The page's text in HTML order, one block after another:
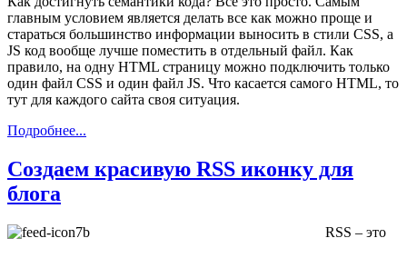
главным условием является делать все как можно проще и
стараться большинство информации выносить в стили CSS, а
JS код вообще лучше поместить в отдельный файл. Как
правило, на одну HTML страницу можно подключить только
один файл CSS и один файл JS. Что касается самого HTML, то
тут для каждого сайта своя ситуация.
Подробнее...
Создаем красивую RSS иконку для
блога
RSS – это